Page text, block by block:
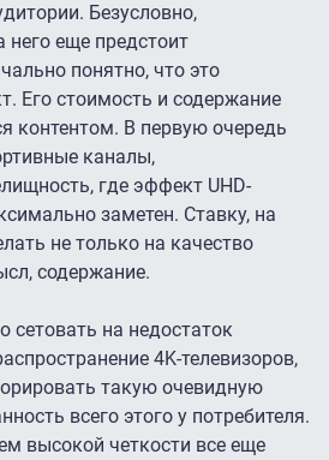
Безусловно,
еще предстоит
понятно, что это
Его стоимость и содержание
контентом. В первую очередь
каналы,
где эффект UHD-
заметен. Ставку, на
не только на качество
содержание.
сетовать на недостаток
4K-телевизоров,
такую очевидную
всего этого у потребителя.
высокой четкости все еще